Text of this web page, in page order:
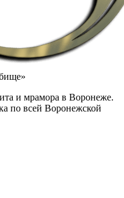
и мрамора в Воронеже.
по всей Воронежской